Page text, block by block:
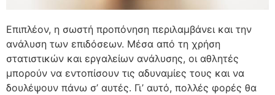
Επιπλέον, η σωστή προπόνηση περιλαμβάνει και την
ανάλυση των επιδόσεων. Μέσα από τη χρήση
στατιστικών και εργαλείων ανάλυσης, οι αθλητές
μπορούν να εντοπίσουν τις αδυναμίες τους και να
δουλέψουν πάνω σ’ αυτές. Γι’ αυτό, πολλές φορές θα